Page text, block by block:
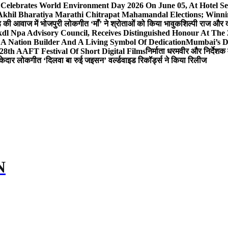
World Environment Day 2026 On June 05, At Hotel
Bharatiya Marathi Chitrapat Mahamandal Elections;
की आवाज में भोजपुरी लोकगीत ‘माँ’ ने श्रोताओं को किया भावुकशिल्पी राज और
Npa Advisory Council, Receives Distinguished Honour At
Nation Builder And A Living Symbol Of DedicationMumbai’s
AAFT Festival Of Short Digital Filmsनिर्माता धरमवीर और
लोकगीत ‘दिलवा बा रुई जइसन’ वर्ल्डवाइड रिकॉर्ड्स ने किया रिलीज